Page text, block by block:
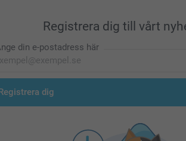
Registrera dig till vårt
din e-postadress här
dig